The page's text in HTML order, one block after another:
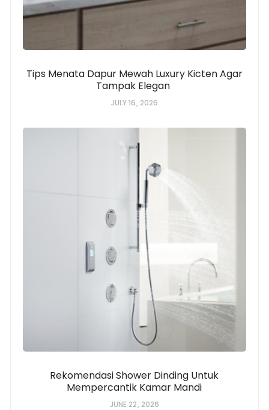
Tips Menata Dapur Mewah Luxury Kicten Agar
Tampak Elegan
JULY 16, 2026
Rekomendasi Shower Dinding Untuk
Mempercantik Kamar Mandi
JUNE 22, 2026